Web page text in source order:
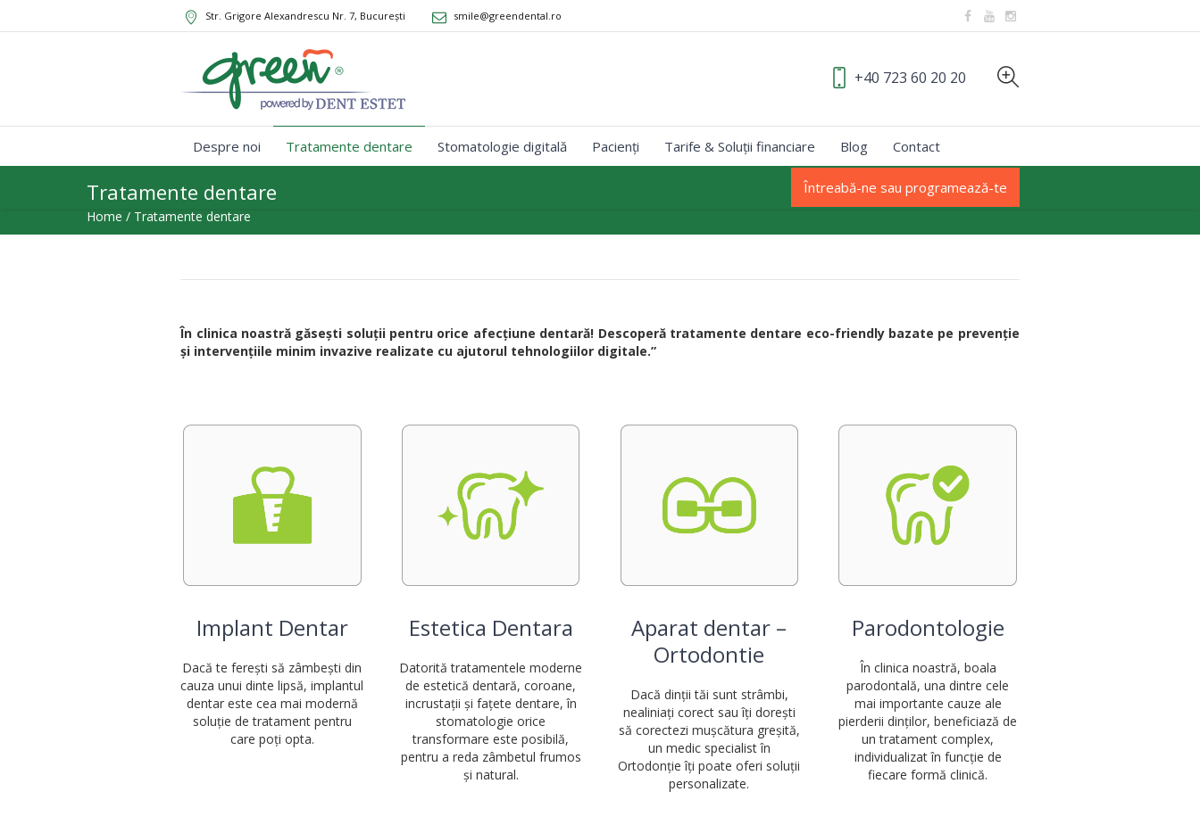
Str. Grigore Alexandrescu Nr. 7, București smile@greendental.ro
+40 723 60 20 20
Despre noi Tratamente dentare Stomatologie digitală Pacienți Tarife & Soluții financiare Blog Contact
Întreabă-ne sau programează-te
Tratamente dentare
Home / Tratamente dentare
În clinica noastră găsești soluții pentru orice afecțiune dentară! Descoperă tratamente dentare eco-friendly bazate pe prevenție
și intervențiile minim invazive realizate cu ajutorul tehnologiilor digitale.”
Implant Dentar
Dacă te ferești să zâmbești din
cauza unui dinte lipsă, implantul
dentar este cea mai modernă
soluție de tratament pentru
care poți opta.
Estetica Dentara
Datorită tratamentele moderne
de estetică dentară, coroane,
incrustații și fațete dentare, în
stomatologie orice
transformare este posibilă,
pentru a reda zâmbetul frumos
și natural.
Aparat dentar –
Ortodontie
Dacă dinții tăi sunt strâmbi,
nealiniați corect sau îți dorești
să corectezi mușcătura greșită,
un medic specialist în
Ortodonție îți poate oferi soluții
personalizate.
Parodontologie
În clinica noastră, boala
parodontală, una dintre cele
mai importante cauze ale
pierderii dinților, beneficiază de
un tratament complex,
individualizat în funcție de
fiecare formă clinică.